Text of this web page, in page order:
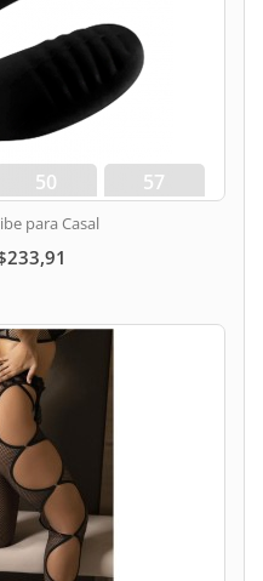
50
min
56
seg
para Casal